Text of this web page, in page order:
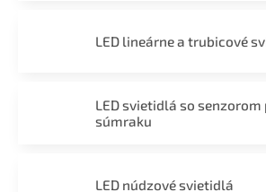
LED lineárne a trubicové
LED svietidlá so senzorom
súmraku
LED núdzové svietidlá